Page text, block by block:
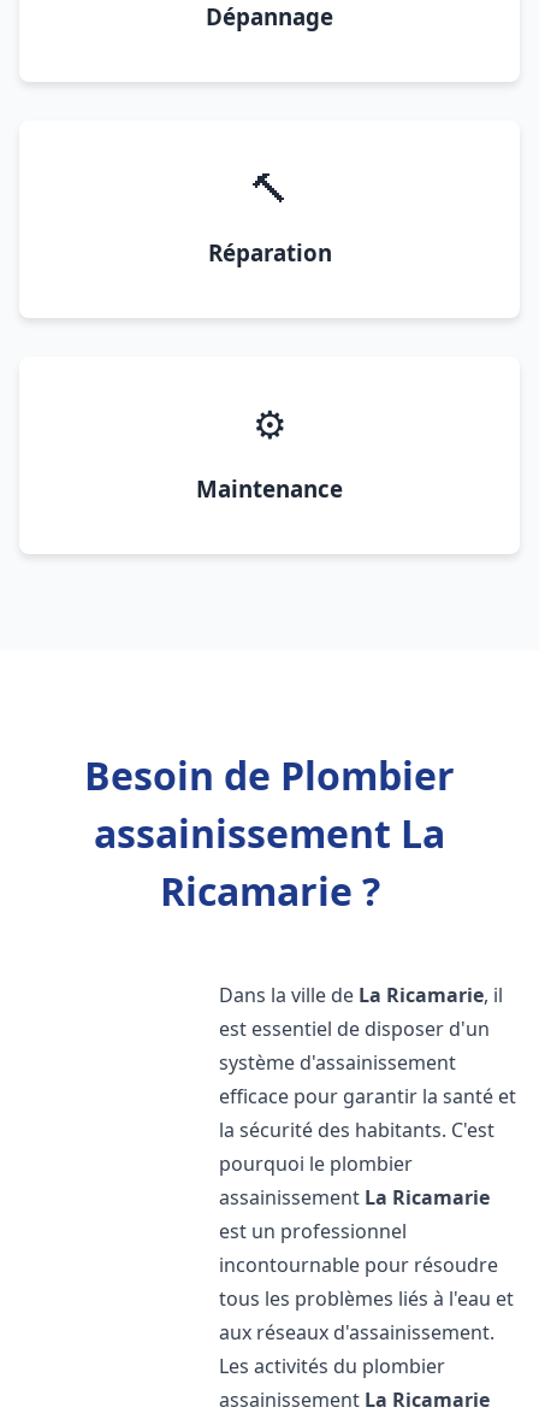
Dépannage
🔨
Réparation
⚙️
Maintenance
Besoin de Plombier
assainissement La
Ricamarie ?
Dans la ville de La Ricamarie, il
est essentiel de disposer d'un
système d'assainissement
efficace pour garantir la santé et
la sécurité des habitants. C'est
pourquoi le plombier
assainissement La Ricamarie
est un professionnel
incontournable pour résoudre
tous les problèmes liés à l'eau et
aux réseaux d'assainissement.
Les activités du plombier
assainissement La Ricamarie